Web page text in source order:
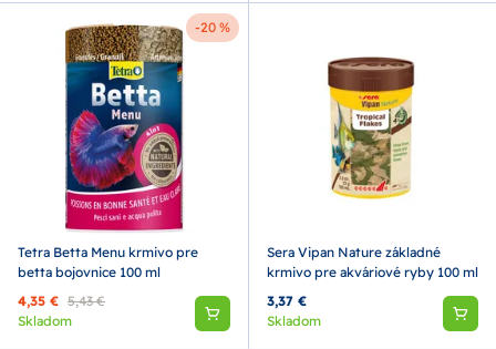
-20 %
Tetra Betta Menu krmivo pre
betta bojovnice 100 ml
4,35 € 5,43 €
Skladom
Sera Vipan Nature základné
krmivo pre akváriové ryby 100 ml
3,37 €
Skladom